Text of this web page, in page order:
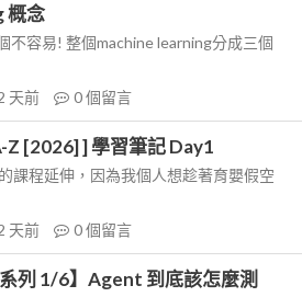
概念
不容易! 整個machine learning分成三個
天前 0個留言
[2026] ] 學習筆記 Day1
課程延伸，因為我個人想趁著育嬰假空
天前 0個留言
列 1/6】Agent 到底該怎麼測